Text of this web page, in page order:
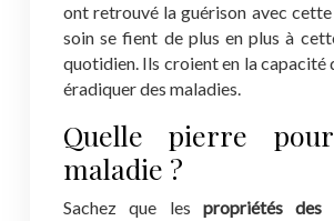
ont retrouvé la guérison avec
soin se fient de plus en plus à
quotidien. Ils croient en la capacité
éradiquer des maladies.
Quelle pierre
maladie ?
Sachez que les propriétés des